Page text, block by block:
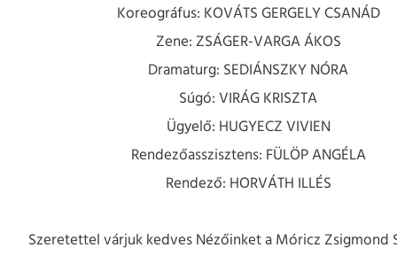
Koreográfus: KOVÁTS GERGELY CSANÁD
Zene: ZSÁGER-VARGA ÁKOS
Dramaturg: SEDIÁNSZKY NÓRA
Súgó: VIRÁG KRISZTA
Ügyelő: HUGYECZ VIVIEN
Rendezőasszisztens: FÜLÖP ANGÉLA
Rendező: HORVÁTH ILLÉS
Szeretettel várjuk kedves Nézőinket a Móricz Zsigmond